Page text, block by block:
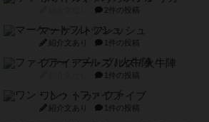
2件の投稿
マーケットフレッシュ
紹介文あり 1件の投稿
ファイアー・ブルズ / 火牛陣
1件の投稿
ワン・トゥ・ファイブ
紹介文あり 1件の投稿